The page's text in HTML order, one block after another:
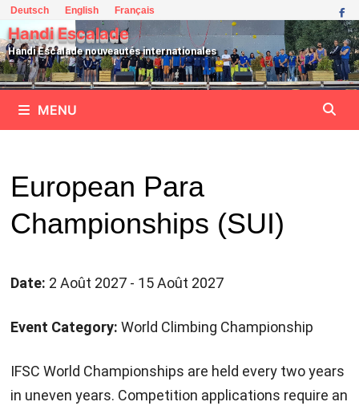
Passer
au
contenu
Deutsch English Français
Handi Escalade
Handi Escalade nouveautés internationales
MENU
European Para
Championships (SUI)
Date: 2 Août 2027 - 15 Août 2027
Event Category: World Climbing Championship
IFSC World Championships are held every two years
in uneven years. Competition applications require an